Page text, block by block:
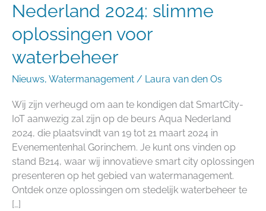
Nederland 2024: slimme
oplossingen voor
waterbeheer
Nieuws, Watermanagement / Laura van den Os
Wij zijn verheugd om aan te kondigen dat SmartCity-
IoT aanwezig zal zijn op de beurs Aqua Nederland
2024, die plaatsvindt van 19 tot 21 maart 2024 in
Evenementenhal Gorinchem. Je kunt ons vinden op
stand B214, waar wij innovatieve smart city oplossingen
presenteren op het gebied van watermanagement.
Ontdek onze oplossingen om stedelijk waterbeheer te
[…]